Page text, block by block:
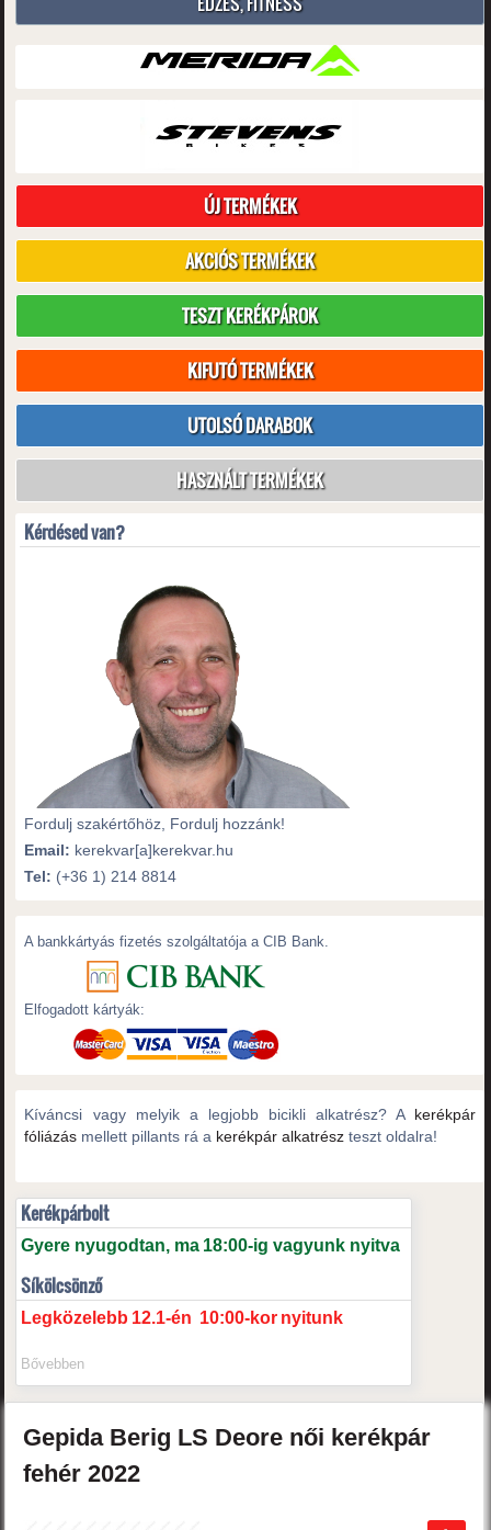
ÚJ TERMÉKEK
AKCIÓS TERMÉKEK
TESZT KERÉKPÁROK
KIFUTÓ TERMÉKEK
UTOLSÓ DARABOK
HASZNÁLT TERMÉKEK
Kérdésed van?
Fordulj szakértőhöz, Fordulj hozzánk!
Email: kerekvar[a]kerekvar.hu
Tel: (+36 1) 214 8814
A bankkártyás fizetés szolgáltatója a CIB Bank.
Elfogadott kártyák:
Kíváncsi vagy melyik a legjobb bicikli alkatrész? A kerékpár
fóliázás mellett pillants rá a kerékpár alkatrész teszt oldalra!
Kerékpárbolt
Gyere nyugodtan, ma 18:00-ig vagyunk nyitva
Síkölcsönző
Legközelebb 12.1-én 10:00-kor nyitunk
Bővebben
Gepida Berig LS Deore női kerékpár
fehér2022